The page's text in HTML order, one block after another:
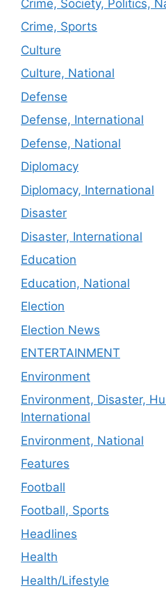
Crime, Society, Politics,
Crime, Sports
Culture
Culture, National
Defense
Defense, International
Defense, National
Diplomacy
Diplomacy, International
Disaster
Disaster, International
Education
Education, National
Election
Election News
ENTERTAINMENT
Environment
Environment, Disaster,
International
Environment, National
Features
Football
Football, Sports
Headlines
Health
Health/Lifestyle